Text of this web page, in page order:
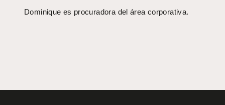
Dominique es procuradora del área corporativa.